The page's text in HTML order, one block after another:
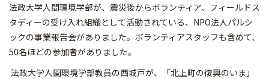
法政大学人間環境学部が、震災後からボランティア、フィールドス
タディーの受け入れ組織として活動されている、NPO法人パルシ
ックの事業報告会がありました。ボランティアスタッフも含めて、
50名ほどの参加者がありました。
法政大学人間環境学部教員の西城戸が、「北上町の復興のいま」